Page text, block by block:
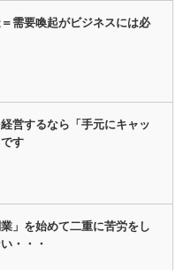
需要喚起がビジネスには必
営するなら「手元にキャッ
す
」を始めて二重に苦労をし
・・・